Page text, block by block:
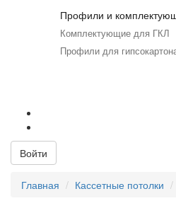
Профили и
Комплектующие для ГКЛ
Профили для
Войти
Главная Кассетные потолки